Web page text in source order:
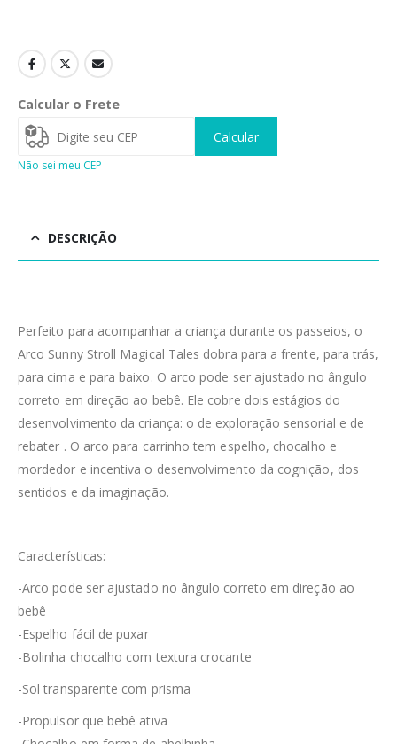
Calcular o Frete
Calcular
Não sei meu CEP
DESCRIÇÃO
Perfeito para acompanhar a criança durante os passeios, o
Arco Sunny Stroll Magical Tales dobra para a frente, para trás,
para cima e para baixo. O arco pode ser ajustado no ângulo
correto em direção ao bebê. Ele cobre dois estágios do
desenvolvimento da criança: o de exploração sensorial e de
rebater . O arco para carrinho tem espelho, chocalho e
mordedor e incentiva o desenvolvimento da cognição, dos
sentidos e da imaginação.
Características:
-Arco pode ser ajustado no ângulo correto em direção ao
bebê
-Espelho fácil de puxar
-Bolinha chocalho com textura crocante
-Sol transparente com prisma
-Propulsor que bebê ativa